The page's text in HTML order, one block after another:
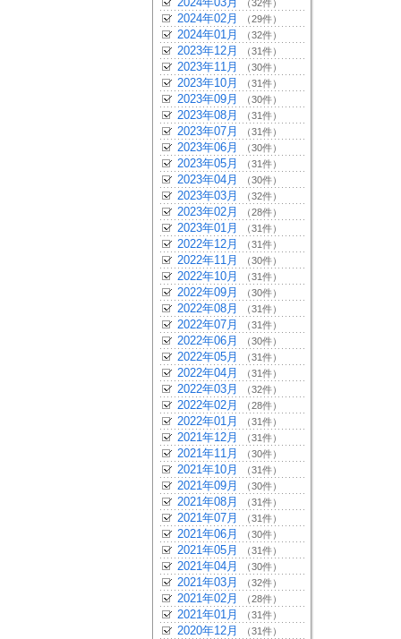
（32件）
2024年02月 （29件）
2024年01月 （32件）
2023年12月 （31件）
2023年11月 （30件）
2023年10月 （31件）
2023年09月 （30件）
2023年08月 （31件）
2023年07月 （31件）
2023年06月 （30件）
2023年05月 （31件）
2023年04月 （30件）
2023年03月 （32件）
2023年02月 （28件）
2023年01月 （31件）
2022年12月 （31件）
2022年11月 （30件）
2022年10月 （31件）
2022年09月 （30件）
2022年08月 （31件）
2022年07月 （31件）
2022年06月 （30件）
2022年05月 （31件）
2022年04月 （31件）
2022年03月 （32件）
2022年02月 （28件）
2022年01月 （31件）
2021年12月 （31件）
2021年11月 （30件）
2021年10月 （31件）
2021年09月 （30件）
2021年08月 （31件）
2021年07月 （31件）
2021年06月 （30件）
2021年05月 （31件）
2021年04月 （30件）
2021年03月 （32件）
2021年02月 （28件）
2021年01月 （31件）
2020年12月 （31件）